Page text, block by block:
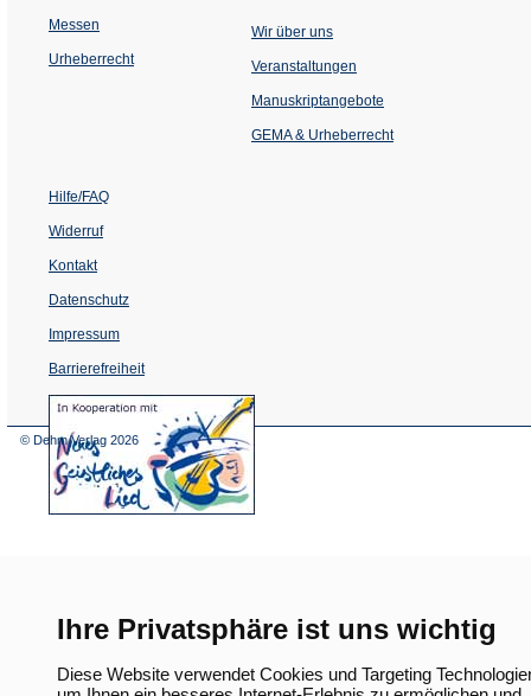
Ihre Privatsphäre ist uns wichtig
Diese Website verwendet Cookies und Targeting
Messen
Urheberrecht
Wir über uns
Veranstaltungen
einem
Tab)
Manuskriptangebote
GEMA & Urheberrecht
Hilfe/FAQ
Widerruf
Kontakt
Datenschutz
Impressum
Barrierefreiheit
(Öffnet
in
© Dehm Verlag 2026